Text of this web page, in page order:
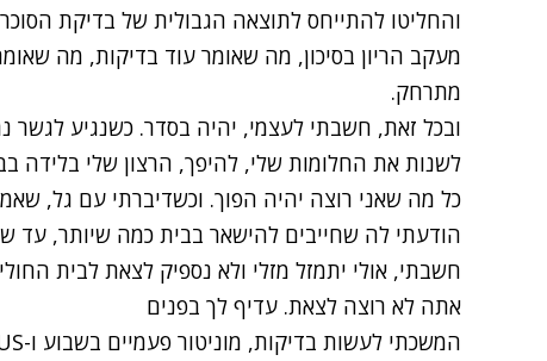
והחליטו להתייחס לתוצאה הגבולית של בדיקת
מעקב הריון בסיכון, מה שאומר עוד בדיקות, מה
מתרחק.
ובכל זאת, חשבתי לעצמי, יהיה בסדר. כשנגיע לגשר
לשנות את החלומות שלי, להיפך, הרצון שלי בלידה
כל מה שאני רוצה יהיה הפוך. וכשדיברתי עם גל,
הודעתי לה שחייבים להישאר בבית כמה שיותר, עד
חשבתי, אולי יתמזל מזלי ולא נספיק לצאת לבית
אתה לא רוצה לצאת. עדיף לך בפנים